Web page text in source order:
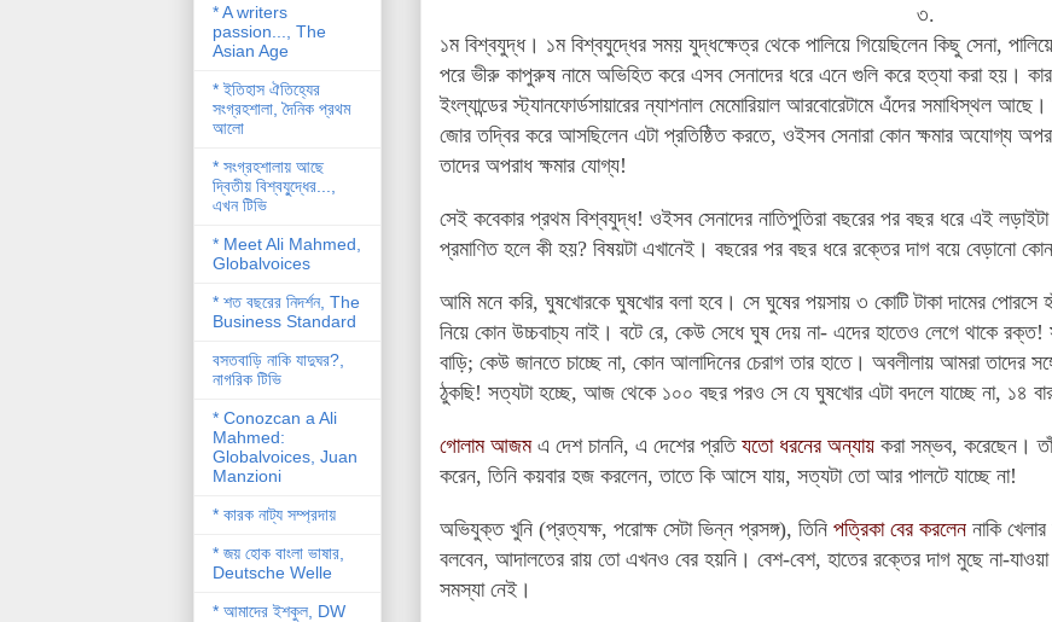
৩.
১ম বিশ্বযুদ্ধ। ১ম বিশ্বযুদ্ধের সময় যুদ্ধক্ষেত্র থেকে পালিয়ে গিয়েছিলেন কিছু সেনা, পালিয়ে
পরে ভীরু কাপুরুষ নামে অভিহিত করে এসব সেনাদের ধরে এনে গুলি করে হত্যা করা হয়।
ইংল্যান্ডের স্ট্যানফোর্ডসায়ারের ন্যাশনাল মেমোরিয়াল আরবোরেটামে এঁদের সমাধিস্থল আছে।
জোর তদ্বির করে আসছিলেন এটা প্রতিষ্ঠিত করতে, ওইসব সেনারা কোন ক্ষমার অযোগ্য
তাদের অপরাধ ক্ষমার যোগ্য!
সেই কবেকার প্রথম বিশ্বযুদ্ধ! ওইসব সেনাদের নাতিপুতিরা বছরের পর বছর ধরে এই
প্রমাণিত হলে কী হয়? বিষয়টা এখানেই। বছরের পর বছর ধরে রক্তের দাগ বয়ে বেড়ানো
আমি মনে করি, ঘুষখোরকে ঘুষখোর বলা হবে। সে ঘুষের পয়সায় ৩ কোটি টাকা দামের পোরসে
নিয় কোন উচ্চবাচ্য নাই। বটে রে, কেউ সেধে ঘুষ দেয় না- এদের হাতেও লেগে থাকে রক্ত!
বাড়ি; কেউ জানতে চাচ্ছে না, কোন আলাদিনের চেরাগ তার হাতে। অবলীলায় আমরা তাদের
ঠুকছি! সত্যটা হচ্ছে, আজ থেকে ১০০ বছর পরও সে যে ঘুষখোর এটা বদলে যাচ্ছে না, ১৪
গোলাম আজম এ দেশ চাননি, এ দেশের প্রতি যতো ধরনের অন্যায় করা সম্ভব, করেছেন।
করেন, তিনি কয়বার হজ করলেন,তাতে কি আসে যায়, সত্যটা তো আর পালটে যাচ্ছে না!
অভিযুক্ত খুনি (প্রত্যক্ষ, পরোক্ষ সেটা ভিন্ন প্রসঙ্গ), তিনি পত্রিকা বের করলেননাকি
বলবেন, আদালতের রায় তো এখনও বের হয়নি। বেশ-বেশ, হাতের রক্তের দাগ মুছে না-
সমস্যা নেই।
* A writers
passion..., The
Asian Age
* ইতিহাস ঐতিহ্যের
সংগ্রহশালা, দৈনিক প্রথম
আলো
* সংগ্রহশালায় আছে
দ্বিতীয় বিশ্বযু্দ্ধের...,
এখন টিভি
* Meet Ali Mahmed,
Globalvoices
* শত বছরের নিদর্শন, The
Business Standard
বসতবাড়ি নাকি যাদুঘর?,
নাগরিক টিভি
* Conozcan a Ali
Mahmed:
Globalvoices, Juan
Manzioni
* কারক নাট্য সম্প্রদায়
* জয় হোক বাংলা ভাষার,
Deutsche Welle
* আমাদের ইশকুল, DW